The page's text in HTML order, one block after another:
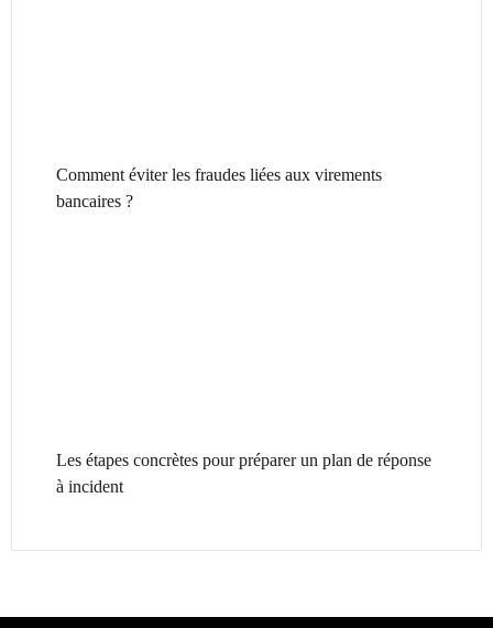
Comment éviter les fraudes liées aux virements
bancaires ?
Les étapes concrètes pour préparer un plan de réponse
à incident